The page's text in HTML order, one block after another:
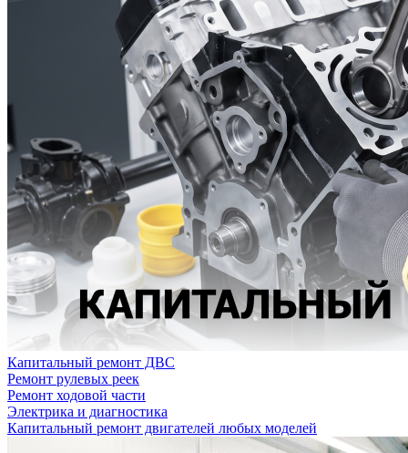
Капитальный ремонт ДВС
Ремонт рулевых реек
Ремонт ходовой части
Электрика и диагностика
Капитальный ремонт двигателей любых моделей